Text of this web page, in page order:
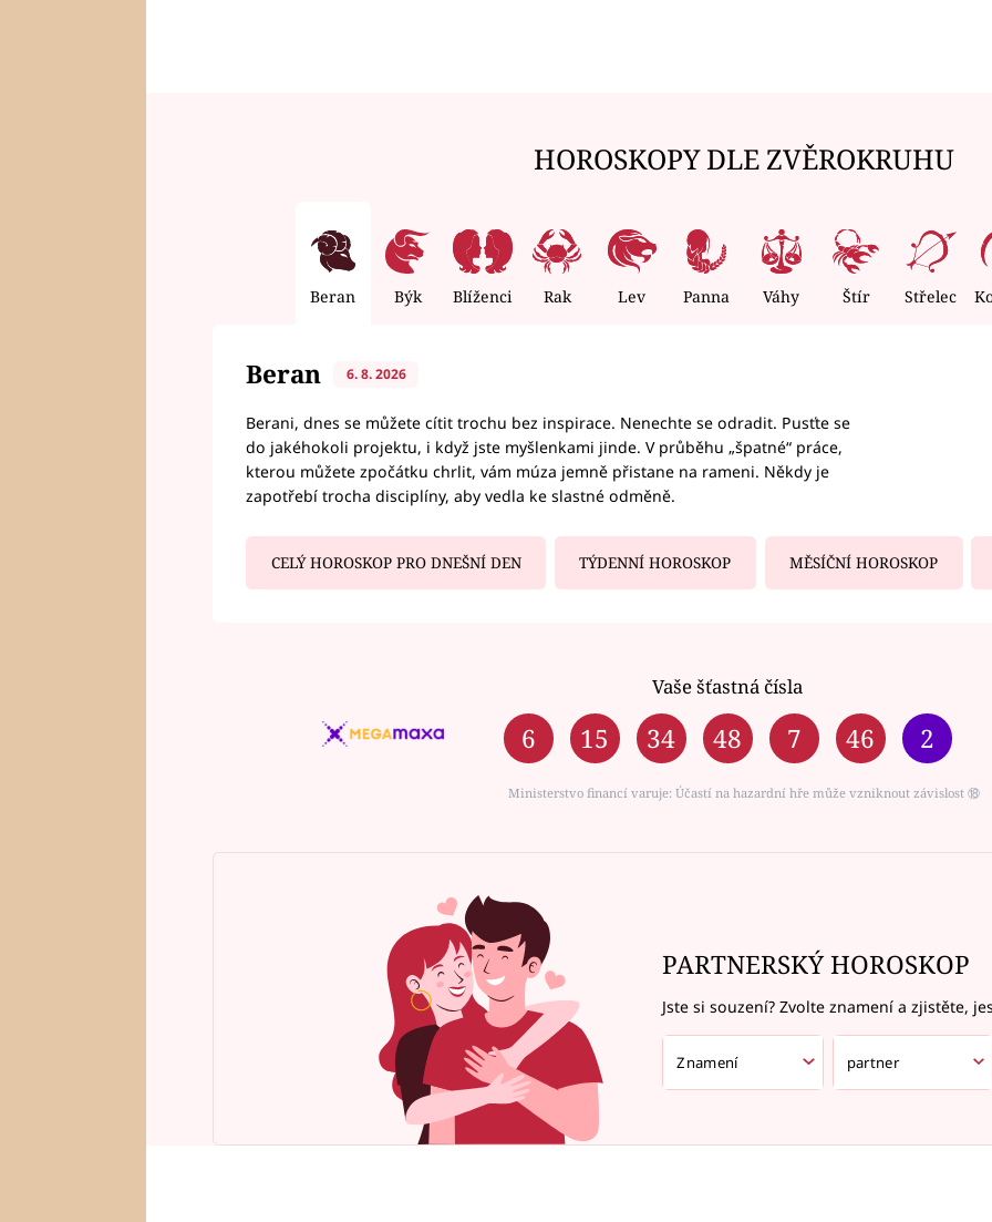
HOROSKOPY DLE ZVĚROKRUHU
Beran Býk Blíženci Rak Lev Panna Váhy Štír Střelec
Beran 6. 8. 2026
Berani, dnes se můžete cítit trochu bez inspirace. Nenechte se odradit. Pusťte se
do jakéhokoli projektu, i když jste myšlenkami jinde. V průběhu „špatné“ práce,
kterou můžete zpočátku chrlit, vám múza jemně přistane na rameni. Někdy je
zapotřebí trocha disciplíny, aby vedla ke slastné odměně.
CELÝ HOROSKOP PRO DNEŠNÍ DEN TÝDENNÍ HOROSKOP MĚSÍČNÍ HOROSKOP
Vaše šťastná čísla
6 15 34 48 7 46 2
Ministerstvo financí varuje: Účastí na hazardní hře může vzniknout závislost ⑱
PARTNERSKÝ HOROSKOP
Jste si souzení? Zvolte znamení a zjistěte,